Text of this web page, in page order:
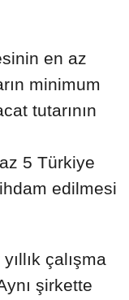
en az
minimum
tutarının
5 Türkiye
edilmesi
çalışma
şirkette